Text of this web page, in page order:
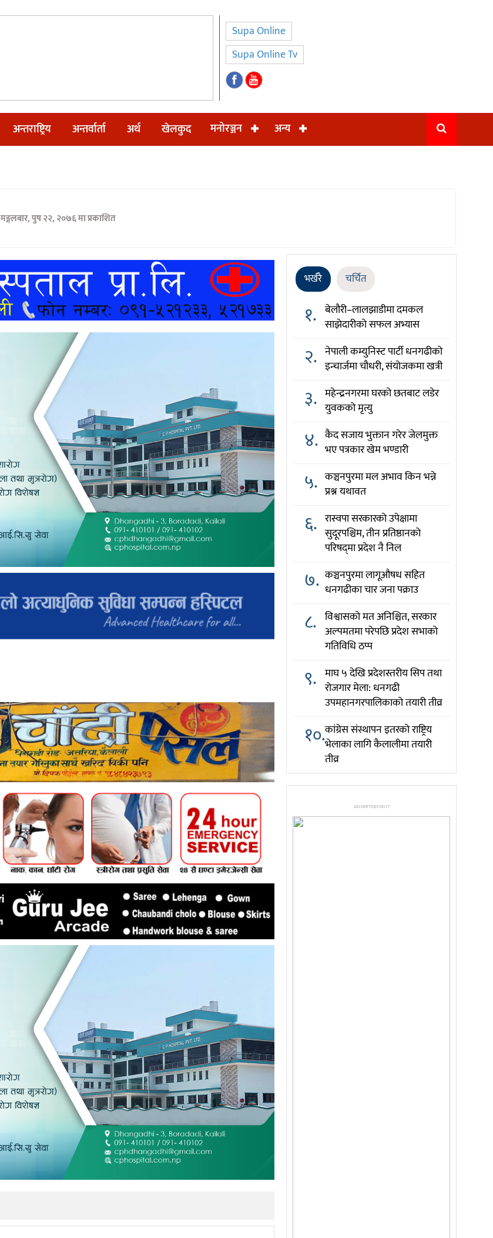
Supa Online
Supa Online Tv
अन्तराष्ट्रिय अन्तर्वार्ता अर्थ खेलकुद मनोरञ्जन अन्य
मङ्गलबार, पुष २२, २०७६ मा प्रकाशित
भर्खरै चर्चित
१. बेलौरी–लालझाडीमा दमकल
साझेदारीको सफल अभ्यास
२. नेपाली कम्युनिस्ट पार्टी धनगढीको
इन्चार्जमा चौधरी, संयोजकमा खत्री
३. महेन्द्रनगरमा घरको छतबाट लडेर
युवकको मृत्यु
४. कैद सजाय भुक्तान गरेर जेलमुक्त
भए पत्रकार खेम भण्डारी
५. कञ्चनपुरमा मल अभाव किन भन्ने
प्रश्न यथावत
६. रास्वपा सरकारको उपेक्षामा
सुदूरपश्चिम, तीन प्रतिष्ठानको
परिषद्‌मा प्रदेश नै निल
७. कञ्चनपुरमा लागूऔषध सहित
धनगढीका चार जना पक्राउ
८. विश्वासको मत अनिश्चित, सरकार
अल्पमतमा परेपछि प्रदेश सभाको
गतिविधि ठप्प
९. माघ ५ देखि प्रदेशस्तरीय सिप तथा
रोजगार मेला: धनगढी
उपमहानगरपालिकाको तयारी तीव्र
१०.कांग्रेस संस्थापन इतरको राष्ट्रिय
भेलाका लागि कैलालीमा तयारी
तीव्र
ADVERTISEMENT